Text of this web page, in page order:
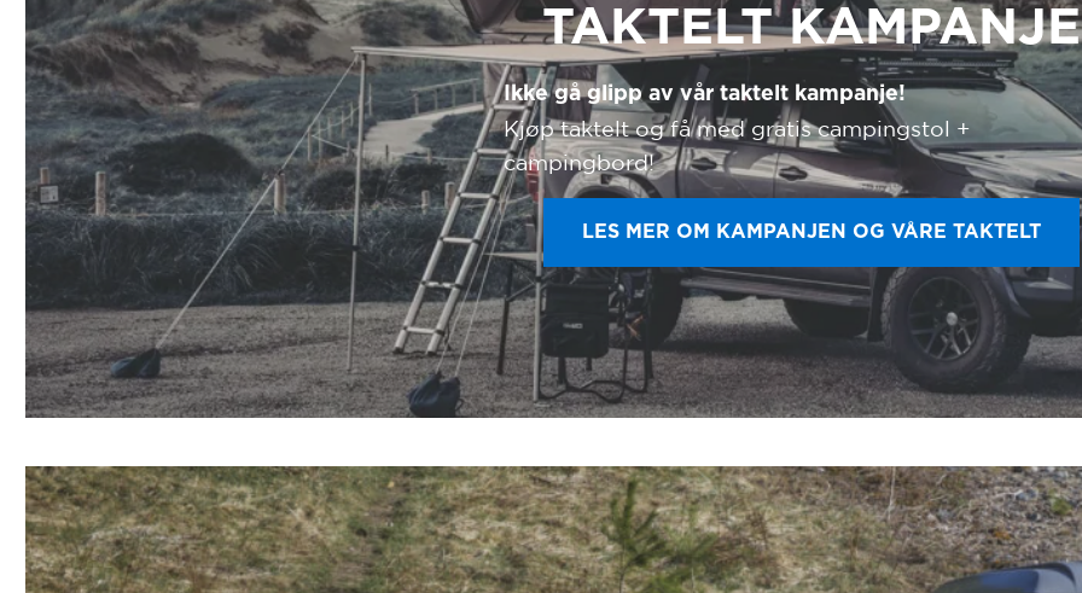
TAKTELT KAMPANJE
Ikke gå glipp av vår taktelt kampanje!
Kjøp taktelt og få med gratis campingstol +
campingbord!
LES MER OM KAMPANJEN OG VÅRE TAKTELT